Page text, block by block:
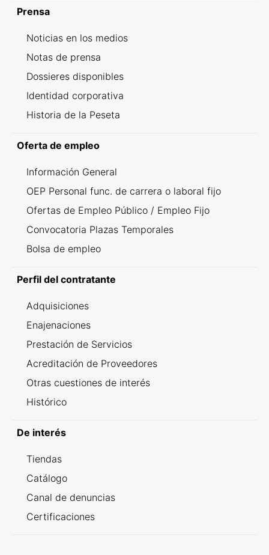
Prensa
Noticias en los medios
Notas de prensa
Dossieres disponibles
Identidad corporativa
Historia de la Peseta
Oferta de empleo
Información General
OEP Personal func. de carrera o laboral fijo
Ofertas de Empleo Público / Empleo Fijo
Convocatoria Plazas Temporales
Bolsa de empleo
Perfil del contratante
Adquisiciones
Enajenaciones
Prestación de Servicios
Acreditación de Proveedores
Otras cuestiones de interés
Histórico
De interés
Tiendas
Catálogo
Canal de denuncias
Certificaciones